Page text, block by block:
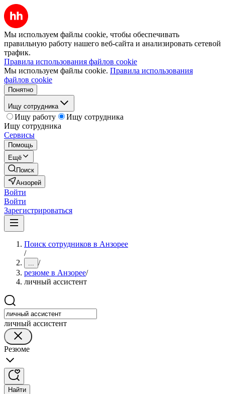
Мы используем файлы cookie, чтобы обеспечивать
правильную работу нашего веб-сайта и анализировать сетевой
трафик.
Правила использования файлов cookie
Мы используем файлы cookie. Правила использования
файлов cookie
Понятно
Ищу сотрудника
Ищу работу
Ищу сотрудника
Ищу сотрудника
Сервисы
Помощь
Ещё
Поиск
Анзорей
Войти
Войти
Зарегистрироваться
Поиск сотрудников в Анзорее
/
... /
резюме в Анзорее/
личный ассистент
личный ассистент
Резюме
Найти